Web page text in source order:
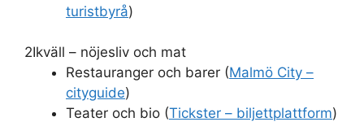
turistbyrå)
2Ikväll – nöjesliv och mat
Restauranger och barer (Malmö City –
cityguide)
Teater och bio (Tickster – biljettplattform)